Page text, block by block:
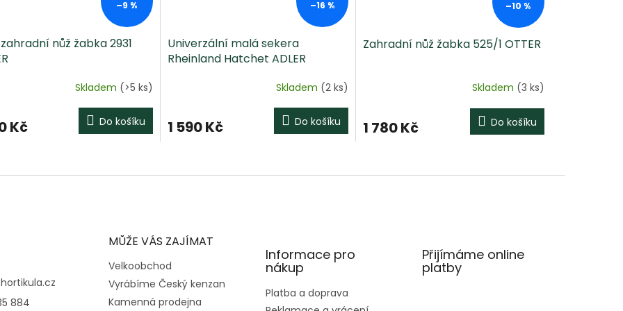
–9 %
nůž žabka 2931
Skladem (>5 ks)
Kč Do košíku
–16 %
Univerzální malá sekera
Rheinland Hatchet ADLER
Skladem (2 ks)
1 590 Kč Do košíku
–10 %
Zahradní nůž žabka 525/1 OTTER
Skladem (3 ks)
1 780 Kč Do košíku
v
hortikula.cz
884
MŮŽE VÁS ZAJÍMAT
Velkoobchod
Vyrábíme Český kenzan
Kamenná prodejna
Informace pro
nákup
Platba a doprava
Přijímáme online
platby